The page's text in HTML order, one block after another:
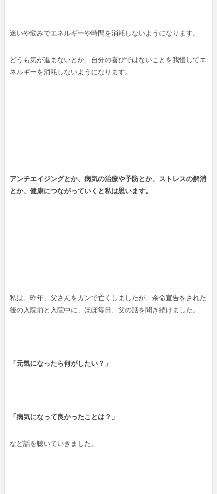
迷いや悩みでエネルギーや時間を消耗しないようになります。
どうも気が進まないとか、自分の喜びではないことを我慢してエ
ネルギーを消耗しないようになります。
アンチエイジングとか、病気の治療や予防とか、ストレスの解消
とか、健康につながっていくと私は思います。
私は、昨年、父さんをガンで亡くしましたが、余命宣告をされた
後の入院前と入院中に、ほぼ毎日、父の話を聞き続けました。
「元気になったら何がしたい？」
「病気になって良かったことは？」
など話を聴いていきました。